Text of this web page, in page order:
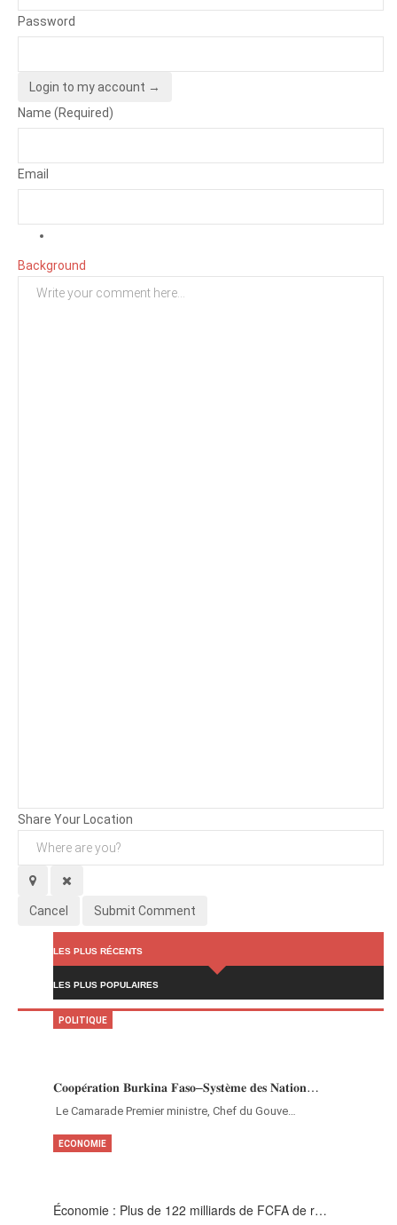
Password
Login to my account →
Name (Required)
Email
Background
Share Your Location
Cancel Submit Comment
LES PLUS RÉCENTS
LES PLUS POPULAIRES
𝐂𝐨𝐨𝐩𝐞́𝐫𝐚𝐭𝐢𝐨𝐧 𝐁𝐮𝐫𝐤𝐢𝐧𝐚 𝐅𝐚𝐬𝐨–𝐒𝐲𝐬𝐭𝐞̀𝐦𝐞 𝐝𝐞𝐬 𝐍𝐚𝐭𝐢𝐨𝐧…
‎Le Camarade Premier ministre, Chef du Gouve…
POLITIQUE
Économie : Plus de 122 milliards de FCFA de r…
ECONOMIE